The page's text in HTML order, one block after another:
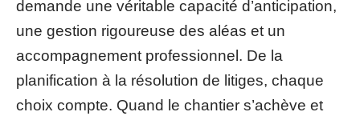
demande une véritable capacité d’anticipation,
une gestion rigoureuse des aléas et un
accompagnement professionnel. De la
planification à la résolution de litiges, chaque
choix compte. Quand le chantier s’achève et